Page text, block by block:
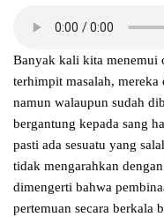
Banyak kali kita menemui
terhimpit masalah, mereka
namun walaupun sudah
bergantung kepada sang
pasti ada sesuatu yang
tidak mengarahkan
dimengerti bahwa
pertemuan secara berkala